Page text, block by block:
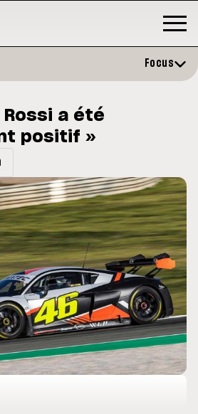
MOTO GP
Zarco évite l'opération et vise
retour en septembre
Focus
a été
positif »